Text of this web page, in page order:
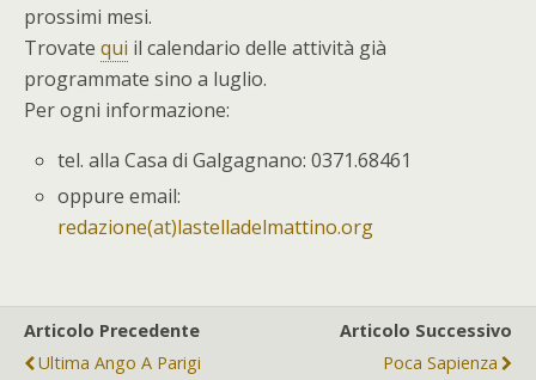
prossimi mesi.
Trovate qui il calendario delle attività già
programmate sino a luglio.
Per ogni informazione:
tel. alla Casa di Galgagnano: 0371.68461
oppure email:
redazione(at)lastelladelmattino.org
Articolo Precedente
Ultima Ango A Parigi
Articolo Successivo
Poca Sapienza